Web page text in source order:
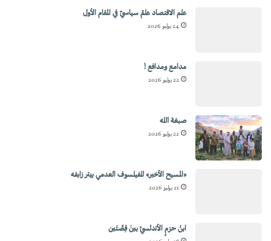
علم الاقتصاد علمٌ سياسيٌ في المقام الأول
24 يوليو 2026
مدامع ومدافع !
22 يوليو 2026
صبغة الله
22 يوليو 2026
«المسيح الأخير» للفيلسوف العدمي بيتر زابفه
21 يوليو 2026
ابنُ حزمٍ الأندلسيِّ بينَ قِصَّتَين